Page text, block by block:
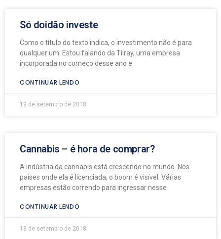
Só doidão investe
Como o título do texto indica, o investimento não é para
qualquer um. Estou falando da Tilray, uma empresa
incorporada no começo desse ano e
CONTINUAR LENDO
19 de setembro de 2018
Cannabis – é hora de comprar?
A indústria da cannabis está crescendo no mundo. Nos
países onde ela é licenciada, o boom é visível. Várias
empresas estão correndo para ingressar nesse
CONTINUAR LENDO
18 de setembro de 2018